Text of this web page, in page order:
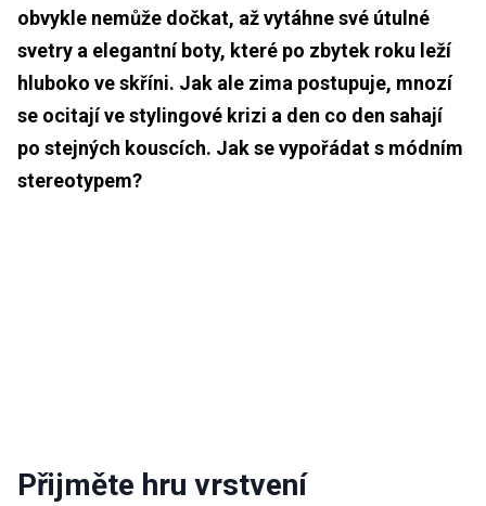
obvykle nemůže dočkat, až vytáhne své útulné
svetry a elegantní boty, které po zbytek roku leží
hluboko ve skříni. Jak ale zima postupuje, mnozí
se ocitají ve stylingové krizi a den co den sahají
po stejných kouscích. Jak se vypořádat s módním
stereotypem?
Přijměte hru vrstvení